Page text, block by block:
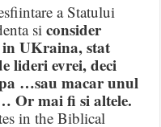
a Statului
si consider
UKraina, stat
lideri evrei, deci
…sau macar unul
Or mai fi si altele.
in the Biblical